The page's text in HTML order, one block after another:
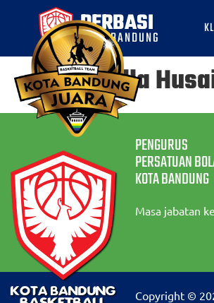
PERBASI
KOTA BANDUNG
Athalla
PENGURUS
PERSATUAN
KOTA BANDUNG
Masa jabatan
Copyright ©